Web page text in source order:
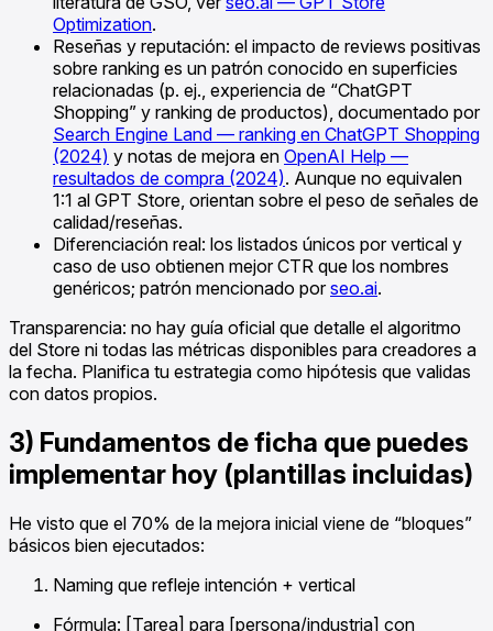
Optimization.
Reseñas y reputación: el impacto de reviews positivas
sobre ranking es un patrón conocido en superficies
relacionadas (p. ej., experiencia de “ChatGPT
Shopping” y ranking de productos), documentado por
Search Engine Land — ranking en ChatGPT Shopping
(2024) y notas de mejora en OpenAI Help —
resultados de compra (2024). Aunque no equivalen
1:1 al GPT Store, orientan sobre el peso de señales de
calidad/reseñas.
Diferenciación real: los listados únicos por vertical y
caso de uso obtienen mejor CTR que los nombres
genéricos; patrón mencionado porseo.ai.
Transparencia: no hay guía oficial que detalle el algoritmo
del Store ni todas las métricas disponibles para creadores a
la fecha. Planifica tu estrategia como hipótesis que validas
con datos propios.
3) Fundamentos de ficha que puedes
implementar hoy (plantillas incluidas)
He visto que el 70% de la mejora inicial viene de “bloques”
básicos bien ejecutados:
Naming que refleje intención + vertical
Fórmula: [Tarea] para [persona/industria] con